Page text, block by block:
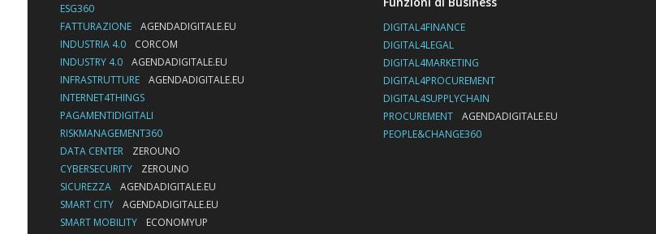
ESG360
FATTURAZIONE
AGENDADIGITALE.EU
INDUSTRIA 4.0
CORCOM
INDUSTRY 4.0
AGENDADIGITALE.EU
INFRASTRUTTURE
AGENDADIGITALE.EU
INTERNET4THINGS
PAGAMENTIDIGITALI
RISKMANAGEMENT360
DATA CENTER
ZEROUNO
CYBERSECURITY
ZEROUNO
SICUREZZA
AGENDADIGITALE.EU
SMART CITY
AGENDADIGITALE.EU
SMART MOBILITY
ECONOMYUP
DIGITAL4FINANCE
DIGITAL4LEGAL
DIGITAL4MARKETING
DIGITAL4PROCUREMENT
DIGITAL4SUPPLYCHAIN
PROCUREMENT
AGENDADIGITALE.EU
PEOPLE&CHANGE360